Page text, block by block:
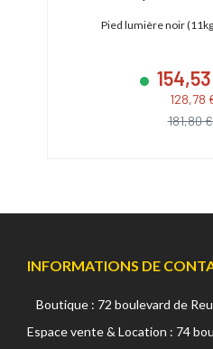
Pied lumière noir
128,78
181,80
INFORMATIONS DE
Boutique : 72 boulevard de
Espace vente & Location : 74